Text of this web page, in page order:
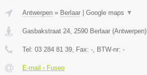
Antwerpen » Berlaar | Google maps ▼
Gasbakstraat 24 2590 Berlaar (Antwerpen)
Tel: 03 284 81 39 , Fax: - , BTW-nr: -
E-mail › Fuseo